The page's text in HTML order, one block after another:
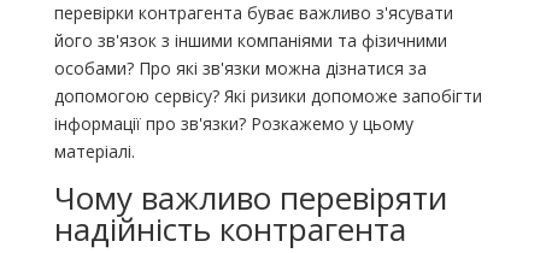
перевірки контрагента буває важливо з'ясувати
його зв'язок з іншими компаніями та фізичними
особами? Про які зв'язки можна дізнатися за
допомогою сервісу? Які ризики допоможе запобігти
інформації про зв'язки? Розкажемо у цьому
матеріалі.
Чому важливо перевіряти
надійність контрагента